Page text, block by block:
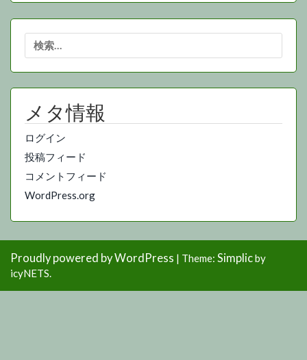
索:
メタ情報
ログイン
投稿フィード
コメントフィード
WordPress.org
Proudly powered by WordPress | Theme: Simplicby
icyNETS.